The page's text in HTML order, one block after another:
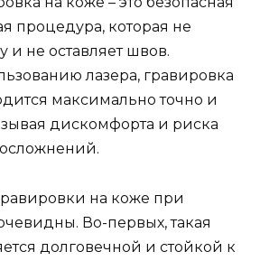
процедура, которая не
и не оставляет швов.
лазера, гравировка
максимально точно и
дискомфорта и риска
на коже при
Во-первых, такая
долговечной и стойкой к